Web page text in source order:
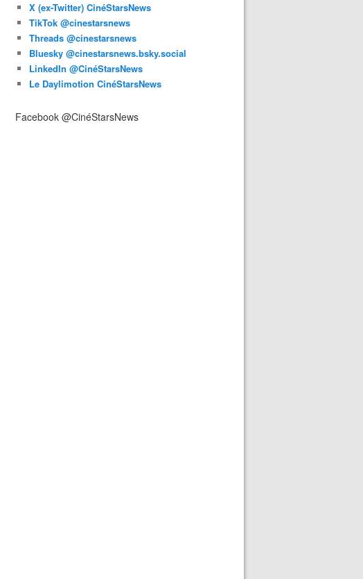
X (ex-Twitter) CinéStarsNews
TikTok @cinestarsnews
Threads @cinestarsnews
Bluesky @cinestarsnews.bsky.social‬
LinkedIn @CinéStarsNews
Le Daylimotion CinéStarsNews
Facebook @CinéStarsNews